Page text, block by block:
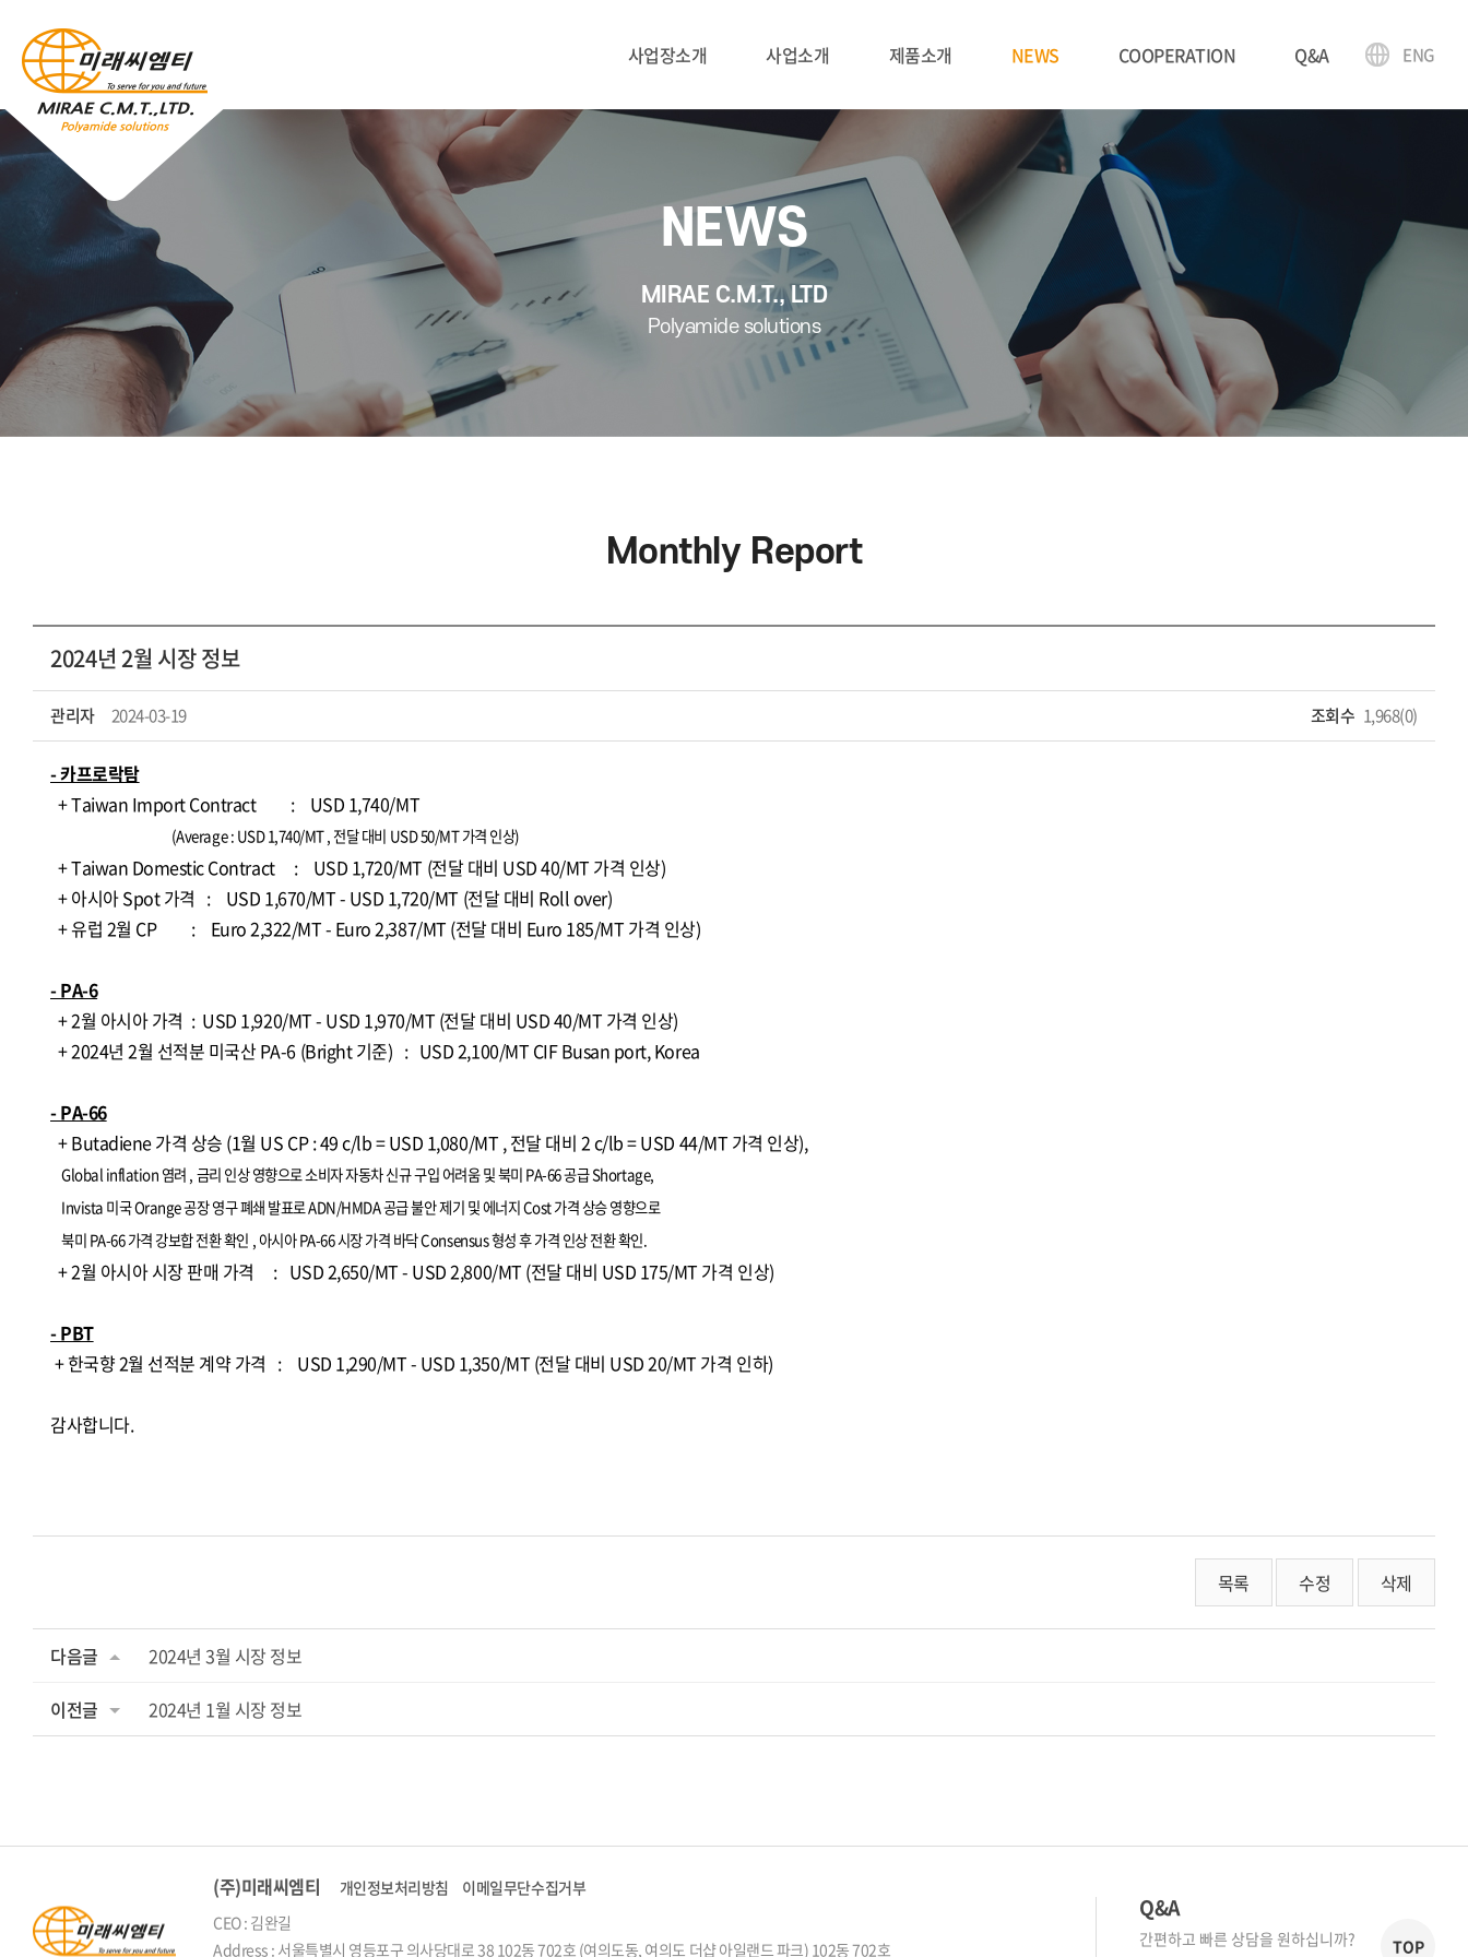
ENG
사업장소개 사업소개 제품소개 NEWS COOPERATION Q&A
NEWS
MIRAE C.M.T., LTD
Polyamide solutions
Monthly Report
2024년 2월 시장 정보
관리자 2024-03-19 조회수 1,968(0)
- 카프로락탐
+ Taiwan Import Contract : USD 1,740/MT
(Average : USD 1,740/MT , 전달 대비 USD 50/MT 가격 인상)
+ Taiwan Domestic Contract : USD 1,720/MT (전달 대비 USD 40/MT 가격 인상)
+ 아시아 Spot 가격 : USD 1,670/MT - USD 1,720/MT (전달 대비 Roll over)
+ 유럽 2월 CP : Euro 2,322/MT - Euro 2,387/MT (전달 대비 Euro 185/MT 가격 인상)
- PA-6
+ 2월 아시아 가격 : USD 1,920/MT - USD 1,970/MT (전달 대비 USD 40/MT 가격 인상)
+ 2024년 2월 선적분 미국산 PA-6 (Bright 기준) : USD 2,100/MT CIF Busan port, Korea
- PA-66
+ Butadiene 가격 상승 (1월 US CP : 49 c/lb = USD 1,080/MT , 전달 대비 2 c/lb = USD 44/MT 가격 인상),
Global inflation 염려 , 금리 인상 영향으로 소비자 자동차 신규 구입 어려움 및북미 PA-66 공급Shortage,
Invista 미국 Orange 공장 영구 폐쇄 발표로 ADN/HMDA 공급 불안 제기 및에너지 Cost 가격 상승 영향으로
북미 PA-66 가격 강보합 전환확인 , 아시아 PA-66 시장 가격 바닥 Consensus 형성 후 가격 인상 전환 확인.
+ 2월 아시아 시장 판매 가격 : USD 2,650/MT - USD 2,800/MT (전달 대비 USD 175/MT 가격 인상)
- PBT
+ 한국향 2월 선적분 계약 가격 : USD 1,290/MT - USD 1,350/MT (전달 대비 USD 20/MT 가격 인하)
감사합니다.
목록 수정 삭제
다음글 2024년 3월 시장 정보
이전글 2024년 1월 시장 정보
(주)미래씨엠티 개인정보처리방침
이메일무단수집거부
CEO : 김완길
Address : 서울특별시 영등포구 의사당대로 38 102동 702호 (여의도동, 여의도 더샵 아일랜드 파크) 102동 702호
Q&A
간편하고 빠른 상담을 원하십니까? TOP